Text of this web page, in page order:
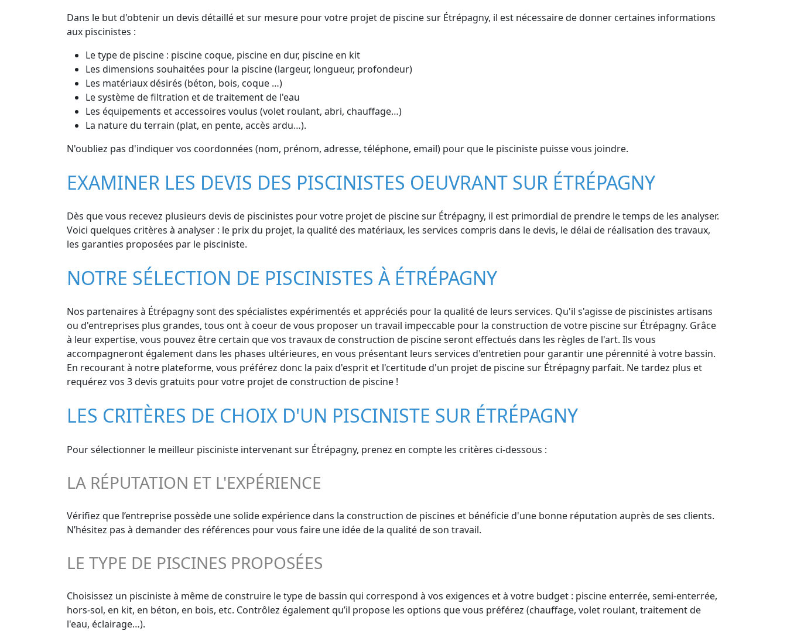
Dans le but d'obtenir un devis détaillé et sur mesure pour votre projet de piscine sur Étrépagny, il est nécessaire de donner certaines informations
aux piscinistes :
Le type de piscine : piscine coque, piscine en dur, piscine en kit
Les dimensions souhaitées pour la piscine (largeur, longueur, profondeur)
Les matériaux désirés (béton, bois, coque …)
Le système de filtration et de traitement de l'eau
Les équipements et accessoires voulus (volet roulant, abri, chauffage…)
La nature du terrain (plat, en pente, accès ardu…).
N'oubliez pas d'indiquer vos coordonnées (nom, prénom, adresse, téléphone, email) pour que le pisciniste puisse vous joindre.
EXAMINER LES DEVIS DES PISCINISTES OEUVRANT SUR ÉTRÉPAGNY
Dès que vous recevez plusieurs devis de piscinistes pour votre projet de piscine sur Étrépagny, il est primordial de prendre le temps de les analyser.
Voici quelques critères à analyser : le prix du projet, la qualité des matériaux, les services compris dans le devis, le délai de réalisation des travaux,
les garanties proposées par le pisciniste.
NOTRE SÉLECTION DE PISCINISTES À ÉTRÉPAGNY
Nos partenaires à Étrépagny sont des spécialistes expérimentés et appréciés pour la qualité de leurs services. Qu'il s'agisse de piscinistes artisans
ou d'entreprises plus grandes, tous ont à coeur de vous proposer un travail impeccable pour la construction de votre piscine sur Étrépagny. Grâce
à leur expertise, vous pouvez être certain que vos travaux de construction de piscine seront effectués dans les règles de l'art. Ils vous
accompagneront également dans les phases ultérieures, en vous présentant leurs services d'entretien pour garantir une pérennité à votre bassin.
En recourant à notre plateforme, vous préférez donc la paix d'esprit et l'certitude d'un projet de piscine sur Étrépagny parfait. Ne tardez plus et
requérez vos 3 devis gratuits pour votre projet de construction de piscine !
LES CRITÈRES DE CHOIX D'UN PISCINISTE SUR ÉTRÉPAGNY
Pour sélectionner le meilleur pisciniste intervenant sur Étrépagny, prenez en compte les critères ci-dessous :
LA RÉPUTATION ET L'EXPÉRIENCE
Vérifiez que l’entreprise possède une solide expérience dans la construction de piscines et bénéficie d'une bonne réputation auprès de ses clients.
N’hésitez pas à demander des références pour vous faire une idée de la qualité de son travail.
LE TYPE DE PISCINES PROPOSÉES
Choisissez un pisciniste à même de construire le type de bassin qui correspond à vos exigences et à votre budget : piscine enterrée, semi-enterrée,
hors-sol, en kit, en béton, en bois, etc. Contrôlez également qu’il propose les options que vous préférez (chauffage, volet roulant, traitement de
l'eau, éclairage…).